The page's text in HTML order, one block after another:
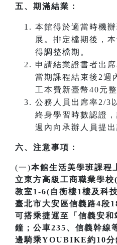
五、期滿結業：
本館得於適當時機
展。排定檔期後，
得調整檔期。
申請結業證書者出
當期課程結束後2週
工本費新臺幣40元
公務人員出席率2/3
終身學習時數認證
週內向承辦人員提出
六、注意事項：
(一)本館生活美學班課程
立東方高級工商職業學
教室1-6(自衡樓1樓及科
臺北市大安區信義路4段
可搭乘捷運至「信義安
鐘；公車235、信義幹線
邊騎乘YOUBIKE約10分